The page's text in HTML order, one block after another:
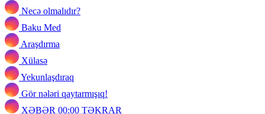
Necə olmalıdır?
Baku Med
Araşdırma
Xülasə
Yekunlaşdıraq
Gör nələri qaytarmışıq!
XƏBƏR 00:00 TƏKRAR